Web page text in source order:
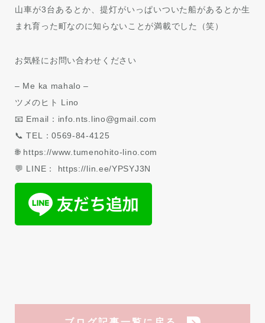
山車が3台あるとか、提灯がいっぱいついた船があるとか生
まれ育った町なのに知らないことが満載でした（笑）
お気軽にお問い合わせください
– Me ka mahalo –
ツメのヒト Lino
📧 Email：info.nts.lino@gmail.com
📞 TEL：0569-84-4125
🌐 https://www.tumenohito-lino.com
💬 LINE： https://lin.ee/YPSYJ3N